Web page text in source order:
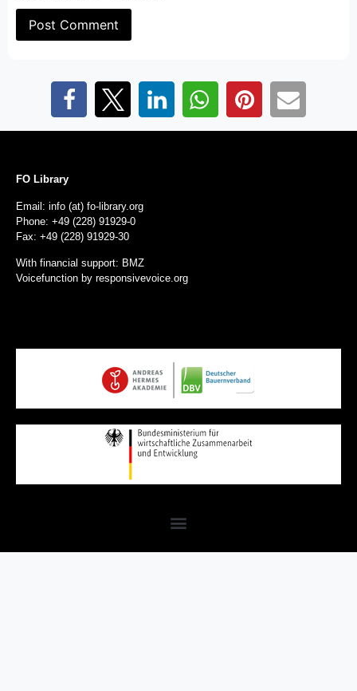
FO Library
Email: info (at) fo-library.org
Phone: +49 (228) 91929-0
Fax: +49 (228) 91929-30
With financial support: BMZ
Voicefunction by responsivevoice.org